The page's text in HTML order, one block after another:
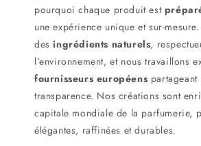
pourquoi chaque produit est
une expérience unique et sur-
desingrédients naturels,
l’environnement, et nous travaillons
fournisseurs européens
transparence. Nos créations sont
capitale mondiale de la parfumerie,
élégantes, raffinées et durables.